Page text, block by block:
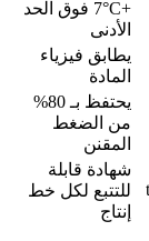
+7°C فوق الحد
الأدنى
يطابق فيزياء
المادة
يحتفظ بـ 80%
من الضغط
المقنن
شهادة قابلة
للتتبع لكل خط
إنتاج